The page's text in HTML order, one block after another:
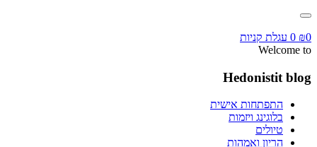
₪0
0 עגלת קניות
Welcome to
Hedonistit blog
התפתחות אישית
בלוגינג ויזמות
טיולים
הריון ואמהות